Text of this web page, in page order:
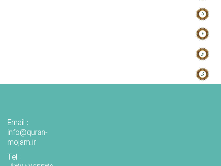
Email :
info@quran-
mojam.ir
Tel :